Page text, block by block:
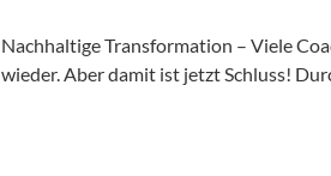
Nachhaltige Transformation – Viele
wieder. Aber damit ist jetzt Schluss!